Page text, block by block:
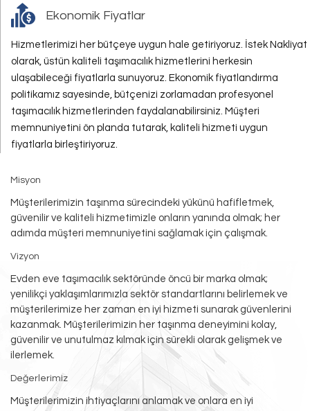
Ekonomik Fiyatlar
Hizmetlerimizi her bütçeye uygun hale getiriyoruz. İstek Nakliyat
olarak, üstün kaliteli taşımacılık hizmetlerini herkesin
ulaşabileceği fiyatlarla sunuyoruz. Ekonomik fiyatlandırma
politikamız sayesinde, bütçenizi zorlamadan profesyonel
taşımacılık hizmetlerinden faydalanabilirsiniz. Müşteri
memnuniyetini ön planda tutarak, kaliteli hizmeti uygun
fiyatlarla birleştiriyoruz.
Misyon
Müşterilerimizin taşınma sürecindeki yükünü hafifletmek,
güvenilir ve kaliteli hizmetimizle onların yanında olmak; her
adımda müşteri memnuniyetini sağlamak için çalışmak.
Vizyon
Evden eve taşımacılık sektöründe öncü bir marka olmak;
yenilikçi yaklaşımlarımızla sektör standartlarını belirlemek ve
müşterilerimize her zaman en iyi hizmeti sunarak güvenlerini
kazanmak. Müşterilerimizin her taşınma deneyimini kolay,
güvenilir ve unutulmaz kılmak için sürekli olarak gelişmek ve
ilerlemek.
Değerlerimiz
Müşterilerimizin ihtiyaçlarını anlamak ve onlara en iyi